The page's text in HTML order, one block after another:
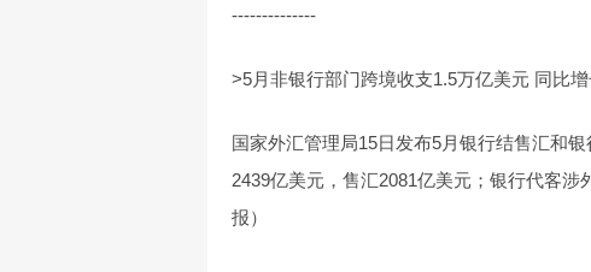
--------------
>5月非银行部门跨境收支1.5万亿美元 同比
国家外汇管理局15日发布5月银行结售汇和
2439亿美元，售汇2081亿美元；银行代客
报）